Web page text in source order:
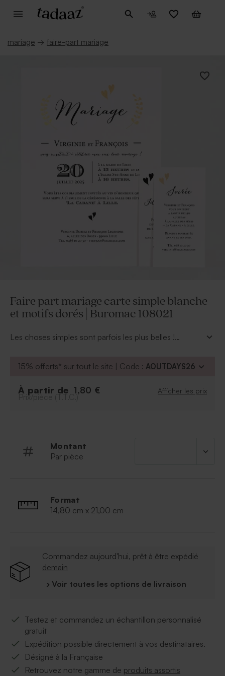
mariage → faire-part mariage
Faire part mariage carte simple blanche
et motifs dorés | Buromac 108021
Les choses simples sont parfois les plus belles !
élégante. Vous pouvez apporter de l'originalité grâce à
Les éléments dorés brillants font tout le charme de
15% offerts* sur tout le site | Code : AOUTDAYS26
À partir de 1,80 € Afficher les prix
Prix/pièce (T.T.C.)
Montant
Par pièce
Format
14,80 cm x 21,00 cm
Commandez aujourd'hui, prêt à être expédié
demain
› Voir toutes les options de livraison
Testez et commandez un échantillon personnalisé
gratuit
Expédition possible directement à vos destinataires.
Désigné à la Française
Retrouvez notre gamme de produits assortis